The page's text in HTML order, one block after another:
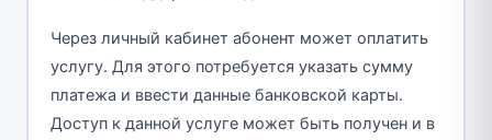
Через личный кабинет абонент может оплатить
услугу. Для этого потребуется указать сумму
платежа и ввести данные банковской карты.
Доступ к данной услуге может быть получен и в